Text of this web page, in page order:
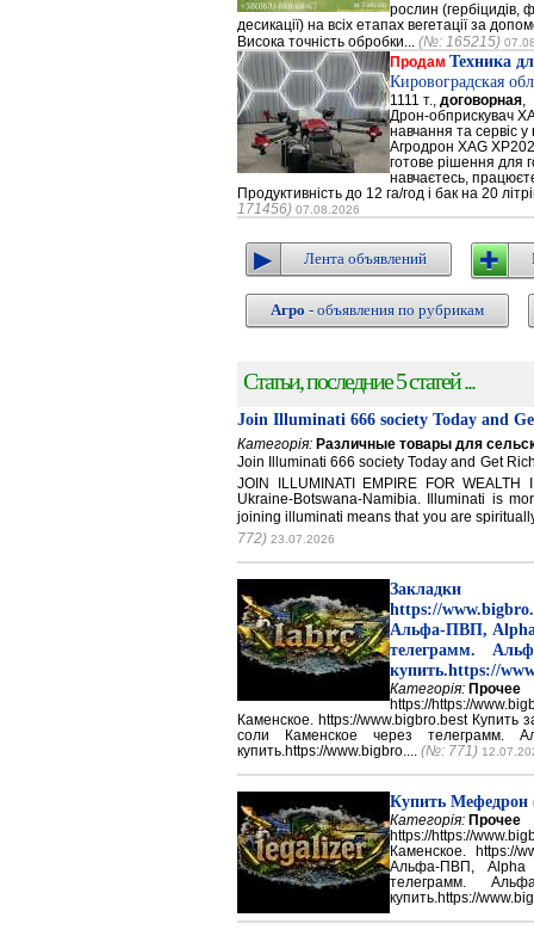
рослин (гербіцидів,
десикації) на всіх етапах вегетації за
Висока точність обробки... (№: 165215)
Продам Техника
Кировоградская
1111 т., договорная
Дрон-обприскувач
навчання та сервіс у
Агродрон XAG
готове рішення для
навчаєтесь,
Продуктивність до 12 га/год і бак на 20
171456) 07.08.2026
Лента объявлений
Агро - объявления по рубрикам
Статьи, последние 5 статей ...
Join Illuminati 666 society Today and
Категорія: Различные товары для
Join Illuminati 666 society Today and Get
JOIN ILLUMINATI EMPIRE FOR WEALTH
Ukraine-Botswana-Namibia. Illuminati is
joining illuminati means that you are
772) 23.07.2026
Закладки
https://
Альфа-ПВП, Alpha
телеграмм.
купить.https://
Категорія: Прочее
https://https://
Каменское. https://www.bigbro.best Купить
соли Каменское через телеграмм.
купить.https://www.bigbro.... (№: 771)
Купить
Категорія: Прочее
https://https://
Каменское. https://
Альфа-ПВП, Alpha
телеграмм.
купить.https://